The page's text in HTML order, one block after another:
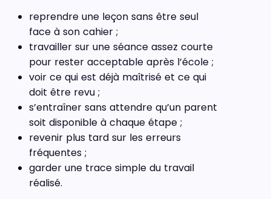
reprendre une leçon sans être seul
face à son cahier ;
travailler sur une séance assez courte
pour rester acceptable après l’école ;
voir ce qui est déjà maîtrisé et ce qui
doit être revu ;
s’entraîner sans attendre qu’un parent
soit disponible à chaque étape ;
revenir plus tard sur les erreurs
fréquentes ;
garder une trace simple du travail
réalisé.